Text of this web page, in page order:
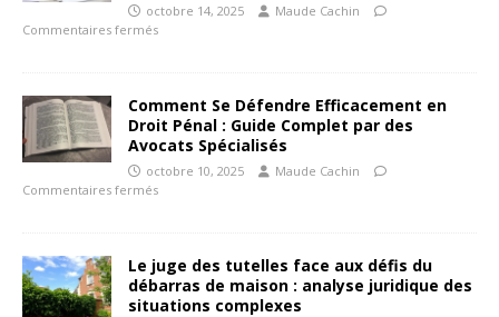
octobre 14, 2025
Maude Cachin
Commentaires fermés
Comment Se Défendre Efficacement en
Droit Pénal : Guide Complet par des
Avocats Spécialisés
octobre 10, 2025
Maude Cachin
Commentaires fermés
Le juge des tutelles face aux défis du
débarras de maison : analyse juridique des
situations complexes